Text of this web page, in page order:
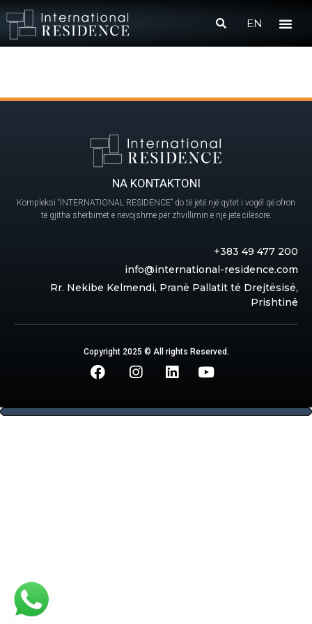
EN
NA KONTAKTONI
Kompleksi “INTERNATIONAL RESIDENCE” do të jetë një qytet i vogël që ofron
të gjitha shërbimet e nevojshme për zhvillimin e një jete cilësore.
+383 49 477 200
info@international-residence.com
Rr. Nekibe Kelmendi, Pranë Pallatit të Drejtësisë,
Prishtinë
Copyright 2025 © All rights Reserved.